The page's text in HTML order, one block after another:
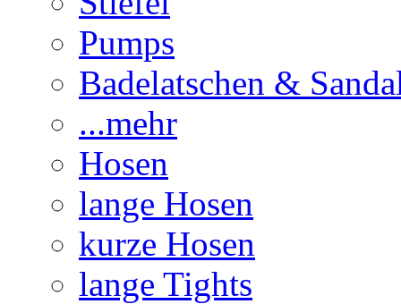
Pumps
Badelatschen &
...mehr
Hosen
lange Hosen
kurze Hosen
lange Tights